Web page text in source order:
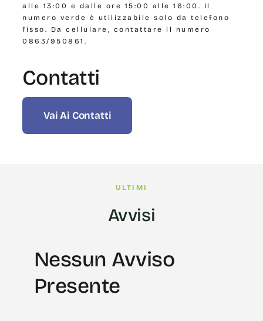
alle 13:00 e dalle ore 15:00 alle 16:00. Il
numero verde è utilizzabile solo da telefono
fisso. Da cellulare, contattare il numero
0863/950861.
Contatti
Vai Ai Contatti
ULTIMI
Avvisi
Nessun Avviso
Presente